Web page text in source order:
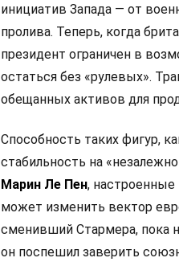
инициатив Запада — от
пролива. Теперь, когда
президент ограничен в
остаться без «рулевых».
обещанных активов для
Способность таких фигур,
стабильность на
Марин Ле Пен, настроенные
может изменить вектор
сменивший Стармера, пока
он поспешил заверить